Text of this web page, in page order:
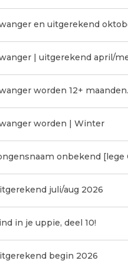
en uitgerekend
| uitgerekend april/
worden 12+
worden | Winter
onbekend [lege
juli/aug 2026
in je uppie, deel 10!
begin 2026